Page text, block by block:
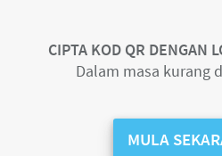
CIPTA KOD QR DENGAN
Dalam masa kurang
MULA